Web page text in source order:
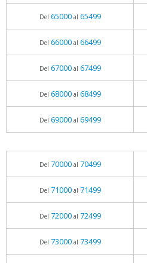
Del 65000al 65499
Del 66000al 66499
Del 67000al 67499
Del 68000al 68499
Del 69000al 69499
Del 70000al 70499
Del 71000al 71499
Del 72000al 72499
Del 73000al 73499